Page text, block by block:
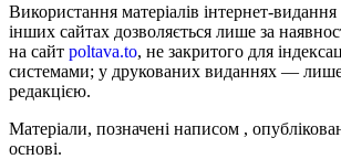
Використання матеріалів інтернет-
інших сайтах дозволяється лише за
на сайт poltava.to, не закритого для
системами; у друкованих виданнях —
редакцією.
Матеріали, позначені написом ,
основі.